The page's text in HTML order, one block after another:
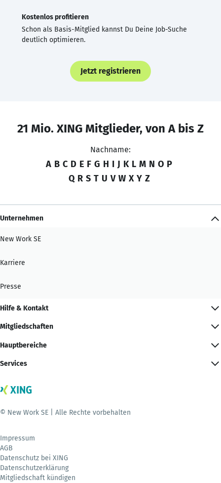
Kostenlos profitieren
Schon als Basis-Mitglied kannst Du Deine Job-Suche
deutlich optimieren.
Jetzt registrieren
21 Mio. XING Mitglieder, von A bis Z
Nachname:
A B C D E F G H I J K L M N O P
Q R S T U V W X Y Z
Unternehmen
New Work SE
Karriere
Presse
Hilfe & Kontakt
Mitgliedschaften
Hauptbereiche
Services
© New Work SE | Alle Rechte vorbehalten
Impressum
AGB
Datenschutz bei XING
Datenschutzerklärung
Mitgliedschaft kündigen